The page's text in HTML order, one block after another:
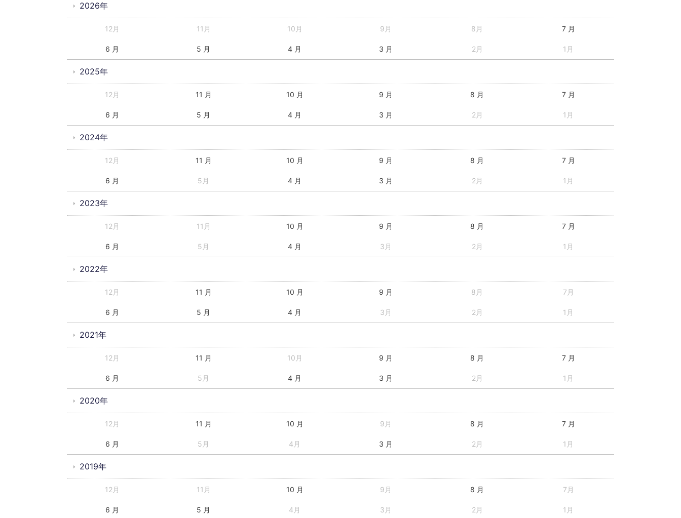
2026年
12月 11月 10月 9月 8月 7 月
6 月 5 月 4 月 3 月 2月 1月
2025年
12月 11 月 10 月 9 月 8 月 7 月
6 月 5 月 4 月 3 月 2月 1月
2024年
12月 11 月 10 月 9 月 8 月 7 月
6 月 5月 4 月 3 月 2月 1月
2023年
12月 11月 10 月 9 月 8 月 7 月
6 月 5月 4 月 3月 2月 1月
2022年
12月 11 月 10 月 9 月 8月 7月
6 月 5 月 4 月 3月 2月 1月
2021年
12月 11 月 10月 9 月 8 月 7 月
6 月 5月 4 月 3 月 2月 1月
2020年
12月 11 月 10 月 9月 8 月 7 月
6 月 5月 4月 3 月 2月 1月
2019年
12月 11月 10 月 9月 8 月 7月
6 月 5 月 4月 3月 2月 1月